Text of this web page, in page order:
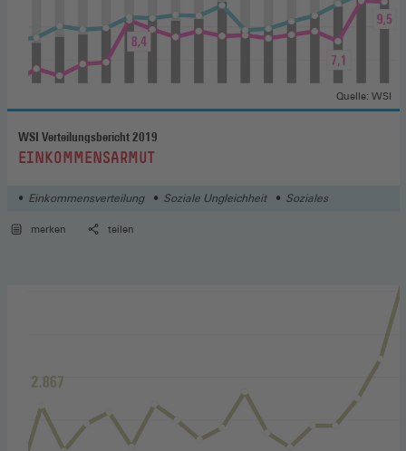
WSI Verteilungsbericht 2019
:EINKOMMENSARMUT
Quelle: WSI
Einkommensverteilung Soziale Ungleichheit Soziales
merken teilen